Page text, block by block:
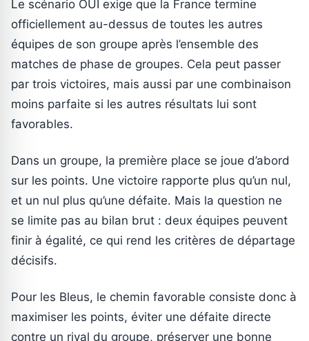
Le scénario OUI exige que la France termine
officiellement au-dessus de toutes les autres
équipes de son groupe après l’ensemble des
matches de phase de groupes. Cela peut passer
par trois victoires, mais aussi par une combinaison
moins parfaite si les autres résultats lui sont
favorables.
Dans un groupe, la première place se joue d’abord
sur les points. Une victoire rapporte plus qu’un nul,
et un nul plus qu’une défaite. Mais la question ne
se limite pas au bilan brut : deux équipes peuvent
finir à égalité, ce qui rend les critères de départage
décisifs.
Pour les Bleus, le chemin favorable consiste donc à
maximiser les points, éviter une défaite directe
contre un rival du groupe, préserver une bonne